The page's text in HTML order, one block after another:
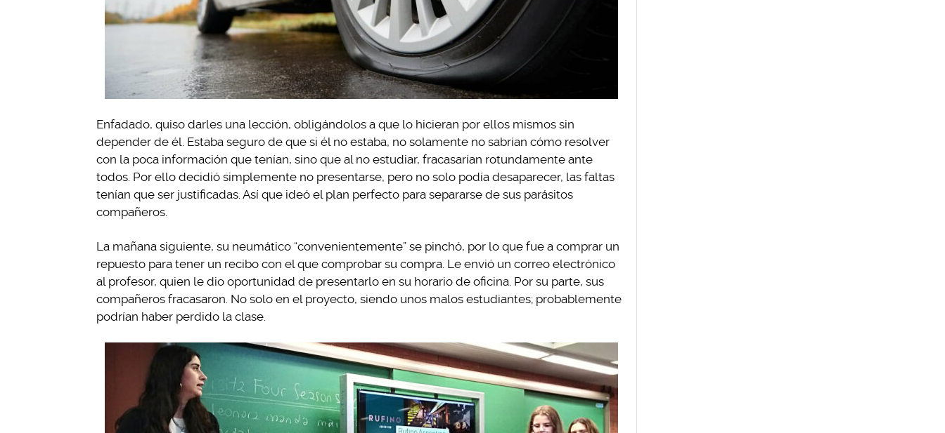
Enfadado, quiso darles una lección, obligándolos a que lo hicieran por ellos mismos sin
depender de él. Estaba seguro de que si él no estaba, no solamente no sabrían cómo resolver
con la poca información que tenían, sino que al no estudiar, fracasarían rotundamente ante
todos. Por ello decidió simplemente no presentarse, pero no solo podía desaparecer, las faltas
tenían que ser justificadas. Así que ideó el plan perfecto para separarse de sus parásitos
compañeros.
La mañana siguiente, su neumático “convenientemente” se pinchó, por lo que fue a comprar un
repuesto para tener un recibo con el que comprobar su compra. Le envió un correo electrónico
al profesor, quien le dio oportunidad de presentarlo en su horario de oficina. Por su parte, sus
compañeros fracasaron. No solo en el proyecto, siendo unos malos estudiantes; probablemente
podrían haber perdido la clase.